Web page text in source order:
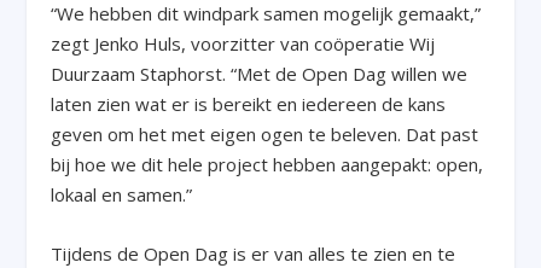
“We hebben dit windpark samen mogelijk gemaakt,”
zegt Jenko Huls, voorzitter van coöperatie Wij
Duurzaam Staphorst. “Met de Open Dag willen we
laten zien wat er is bereikt en iedereen de kans
geven om het met eigen ogen te beleven. Dat past
bij hoe we dit hele project hebben aangepakt: open,
lokaal en samen.”
Tijdens de Open Dag is er van alles te zien en te